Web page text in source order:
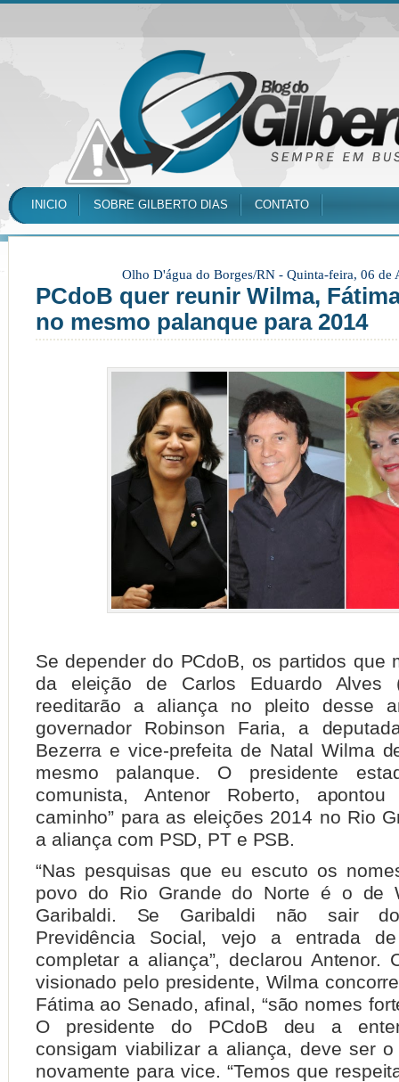
INICIO SOBRE GILBERTO DIAS CONTATO
Olho D'água do Borges/RN - Quinta-feira, 06 de
PCdoB quer reunir Wilma,
no mesmo palanque para 2014
Se depender do PCdoB, os partidos que
da eleição de Carlos Eduardo Alves
reeditarão a aliança no pleito desse
governador Robinson Faria, a
Bezerra e vice-prefeita de Natal Wilma
mesmo palanque. O presidente
comunista, Antenor Roberto,
caminho” para as eleições 2014 no Rio
a aliança com PSD, PT e PSB.
“Nas pesquisas que eu escuto os
povo do Rio Grande do Norte é o de
Garibaldi. Se Garibaldi não sair
Previdência Social, vejo a entrada
completar a aliança”, declarou Antenor.
visionado pelo presidente, Wilma
Fátima ao Senado, afinal, “são nomes
O presidente do PCdoB deu a
consigam viabilizar a aliança, deve ser
novamente para vice. “Temos que